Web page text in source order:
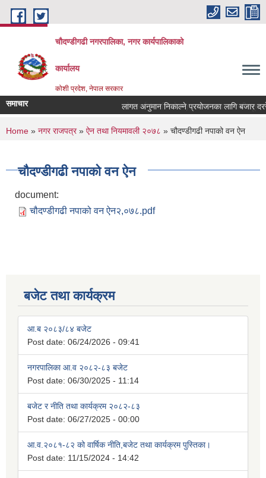
Skip to main content
चौदण्डीगढी नगरपालिका, नगर कार्यपालिकाको
कार्यालय
कोशी प्रदेश, नेपाल सरकार
समाचार लागत अनुमान निकाल्ने प्रयोजनका लागि बजार दररेट
खोपकर्ता (भ्याक्सिनेटर) आवश्यकता सम्वन्धी सूचना।
You are here
Home » नगर राजपत्र» ऐन तथा नियमावली २०७८ » चौदण्डीगढी नपाको वन ऐन
चौदण्डीगढी नपाको वन ऐन
document:
चौदण्डीगढी नपाको वन ऐन२,०७८.pdf
बजेट तथा कार्यक्रम
आ.ब २०८३/८४ बजेट
Post date: 06/24/2026 - 09:41
नगरपालिका आ.व २०८२-८३ बजेट
Post date: 06/30/2025 - 11:14
बजेट र नीति तथा कार्यक्रम २०८२-८३
Post date: 06/27/2025 - 00:00
आ.व.२०८१-८२ को वार्षिक नीति,बजेट तथा कार्यक्रम पुस्तिका।
Post date: 11/15/2024 - 14:42